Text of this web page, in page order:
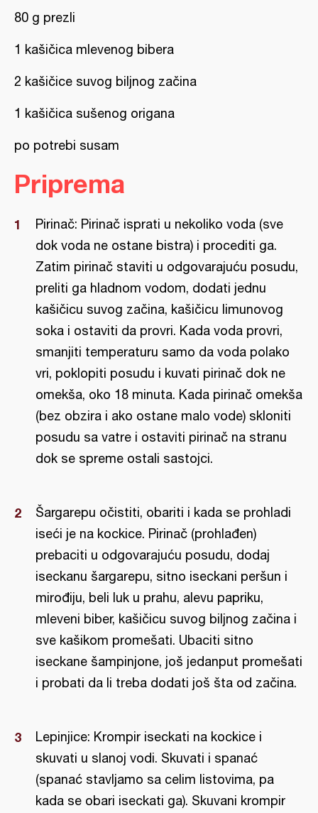
80 g prezli
1 kašičica mlevenog bibera
2 kašičice suvog biljnog začina
1 kašičica sušenog origana
po potrebi susam
Priprema
Pirinač: Pirinač isprati u nekoliko voda (sve
dok voda ne ostane bistra) i procediti ga.
Zatim pirinač staviti u odgovarajuću posudu,
preliti ga hladnom vodom, dodati jednu
kašičicu suvog začina, kašičicu limunovog
soka i ostaviti da provri. Kada voda provri,
smanjiti temperaturu samo da voda polako
vri, poklopiti posudu i kuvati pirinač dok ne
omekša, oko 18 minuta. Kada pirinač omekša
(bez obzira i ako ostane malo vode) skloniti
posudu sa vatre i ostaviti pirinač na stranu
dok se spreme ostali sastojci.
Šargarepu očistiti, obariti i kada se prohladi
iseći je na kockice. Pirinač (prohlađen)
prebaciti u odgovarajuću posudu, dodaj
iseckanu šargarepu, sitno iseckani peršun i
mirođiju, beli luk u prahu, alevu papriku,
mleveni biber, kašičicu suvog biljnog začina i
sve kašikom promešati. Ubaciti sitno
iseckane šampinjone, još jedanput promešati
i probati da li treba dodati još šta od začina.
Lepinjice: Krompir iseckati na kockice i
skuvati u slanoj vodi. Skuvati i spanać
(spanać stavljamo sa celim listovima, pa
kada se obari iseckati ga). Skuvani krompir